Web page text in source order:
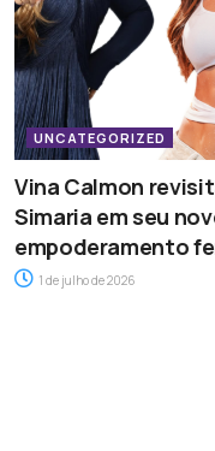
UNCATEGORIZED
Vina Calmon
Simaria em seu
empoderamento
1 de julho de 2026